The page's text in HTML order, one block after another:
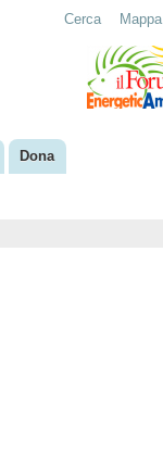
Dona
Cerca Mappa